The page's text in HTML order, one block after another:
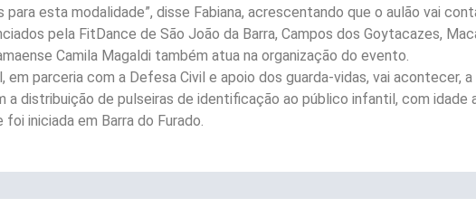
esta modalidade”, disse Fabiana, acrescentando que o aulão vai
pela FitDance de São João da Barra, Campos dos Goytacazes,
Camila Magaldi também atua na organização do evento.
parceria com a Defesa Civil e apoio dos guarda-vidas, vai acontecer,
a distribuição de pulseiras de identificação ao público infantil, com idade
iniciada em Barra do Furado.